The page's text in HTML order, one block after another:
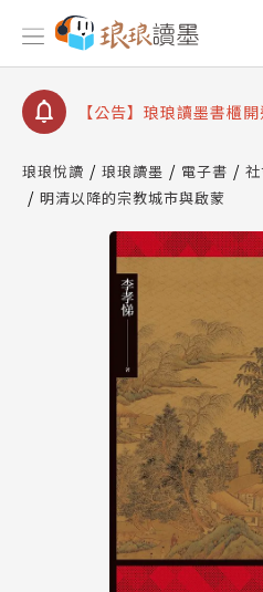
【公告】琅琅書店服務升
查詢
【公告】琅琅讀墨數位
【公告】琅琅讀墨書櫃
請圖文教學
【公告】琅琅書店服務升
查詢
【公告】琅琅讀墨數位
琅琅悅讀 琅琅讀墨 電子書
明清以降的宗教城市與啟蒙